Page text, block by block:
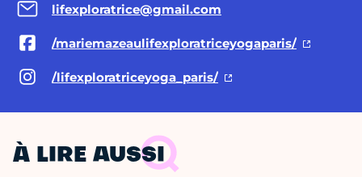
lifexploratrice@gmail.com
/mariemazeaulifexploratriceyogaparis/
/lifexploratriceyoga_paris/
À LIRE AUSSI